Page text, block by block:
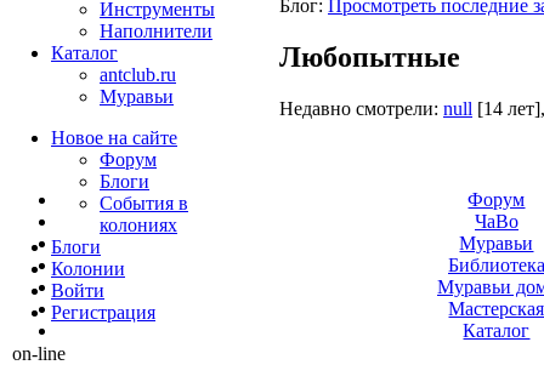
Блог: Просмотреть последние
Любопытные
Недавно смотрели: null [14 лет]
Инструменты
Наполнители
Каталог
antclub.ru
Муравьи
Новое на сайте
Форум
Блоги
События в
колониях
Блоги
Колонии
Войти
Peгиcтpaция
on-line
Форум
ЧаВо
Муравьи
Библиотека
Муравьи
Мастерская
Каталог